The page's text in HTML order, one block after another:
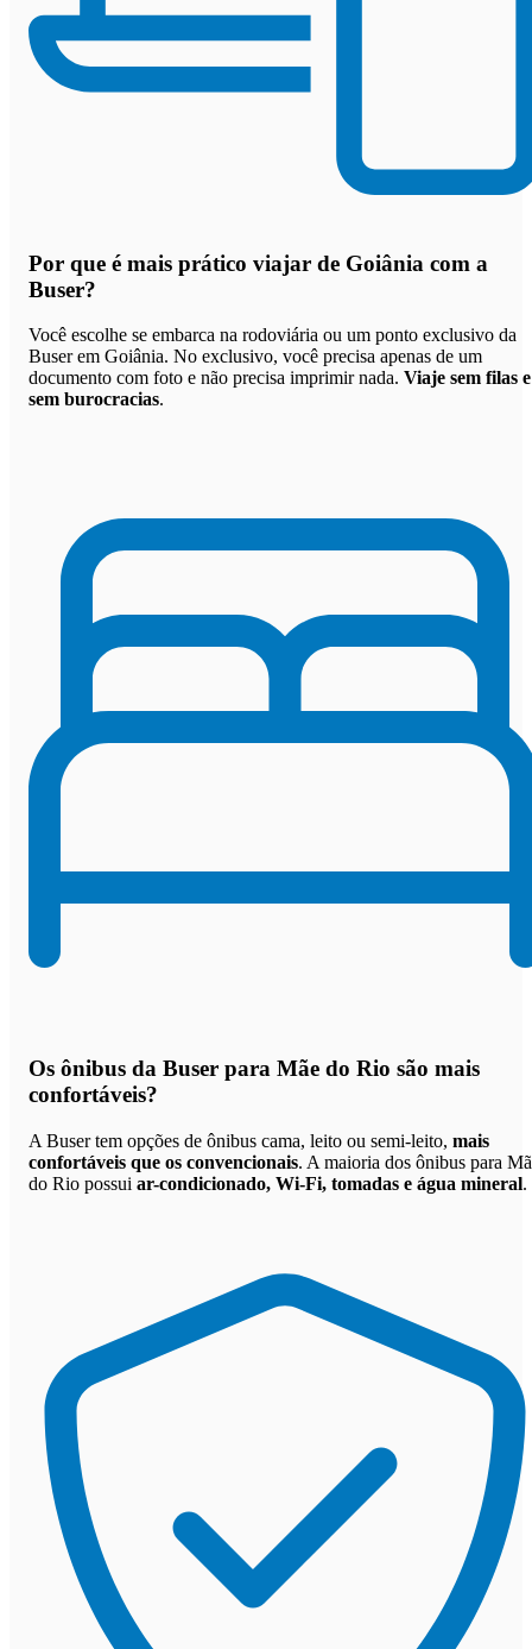
Por que é mais prático viajar de Goiânia com a
Buser?
Você escolhe se embarca na rodoviária ou um ponto exclusivo da
Buser em Goiânia. No exclusivo, você precisa apenas de um
documento com foto e não precisa imprimir nada. Viaje sem filas e
sem burocracias.
Os ônibus da Buser para Mãe do Rio são mais
confortáveis?
A Buser tem opções de ônibus cama, leito ou semi-leito, mais
confortáveis que os convencionais. A maioria dos ônibus para
do Rio possui ar-condicionado, Wi-Fi, tomadas e água mineral.